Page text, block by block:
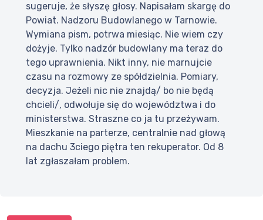
sugeruje, że słyszę głosy. Napisałam skargę do
Powiat. Nadzoru Budowlanego w Tarnowie.
Wymiana pism, potrwa miesiąc. Nie wiem czy
dożyje. Tylko nadzór budowlany ma teraz do
tego uprawnienia. Nikt inny, nie marnujcie
czasu na rozmowy ze spółdzielnia. Pomiary,
decyzja. Jeżeli nic nie znajdą/ bo nie będą
chcieli/, odwołuje się do województwa i do
ministerstwa. Straszne co ja tu przeżywam.
Mieszkanie na parterze, centralnie nad głową
na dachu 3ciego piętra ten rekuperator. Od 8
lat zgłaszałam problem.